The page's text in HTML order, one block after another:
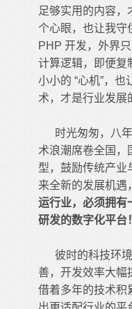
足够实用的内容，
个心眼，也让我守
PHP 开发，外界
计算逻辑，即便复
小小的 “心机”，
术，才是行业发展
时光匆匆，八年
术浪潮席卷全国，
型，鼓励传统产业
来全新的发展机遇
运行业，必须拥有
研发的数字化平台！
彼时的科技环境
善，开发效率大幅
借着多年的技术积